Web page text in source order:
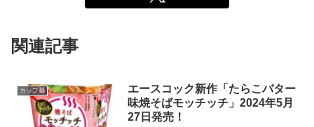
関連記事
カップ麺
エースコック新作「たらこバター
味焼そばモッチッチ」2024年5月
27日発売！